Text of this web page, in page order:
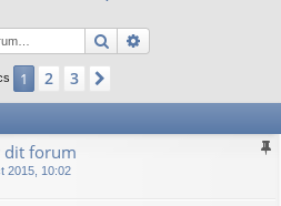
Search
1 2 3
dit forum
2015, 10:02